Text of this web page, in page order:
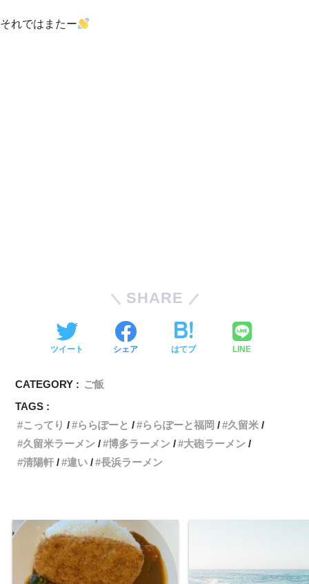
それではまたー
SHARE
ツイート シェア はてブ LINE
CATEGORY : ご飯
TAGS :
こってり
ららぽーと ららぽーと福岡
久留米
久留米ラーメン
博多ラーメン
大砲ラーメン
清陽軒
違い 長浜ラーメン